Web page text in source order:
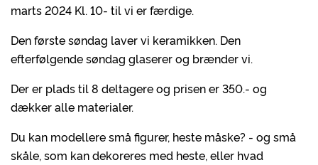
marts 2024 Kl. 10- til vi er færdige.
Den første søndag laver vi keramikken. Den
efterfølgende søndag glaserer og brænder vi.
Der er plads til 8 deltagere og prisen er 350.- og
dækker alle materialer.
Du kan modellere små figurer, heste måske? - og små
skåle, som kan dekoreres med heste, eller hvad